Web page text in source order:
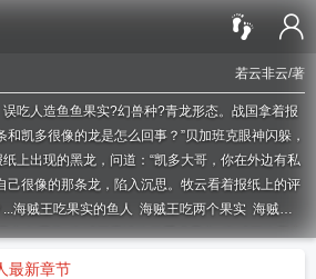
若云非云/著
吃人造鱼鱼果实?幻兽种?青龙形态。战国拿着报
和凯多很像的龙是怎么回事？”贝加班克眼神闪躲，
上出现的黑龙，问道：“凯多大哥，你在外边有私
己很像的那条龙，陷入沉思。牧云看着报纸上的评
...海贼王吃果实的鱼人 海贼王吃两个果实 海贼王
实有哪些海贼王里谁吃了手术果实海贼王吃果实
凯多的人造果实
最新章节